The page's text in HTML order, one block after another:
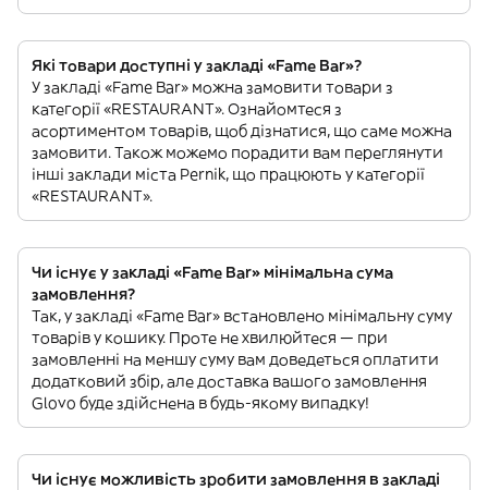
Які товари доступні у закладі «Fame Bar»?
У закладі «Fame Bar» можна замовити товари з
категорії «RESTAURANT». Ознайомтеся з
асортиментом товарів, щоб дізнатися, що саме можна
замовити. Також можемо порадити вам переглянути
інші заклади міста Pernik, що працюють у категорії
«RESTAURANT».
Чи існує у закладі «Fame Bar» мінімальна сума
замовлення?
Так, у закладі «Fame Bar» встановлено мінімальну суму
товарів у кошику. Проте не хвилюйтеся — при
замовленні на меншу суму вам доведеться оплатити
додатковий збір, але доставка вашого замовлення
Glovo буде здійснена в будь-якому випадку!
Чи існує можливість зробити замовлення в закладі